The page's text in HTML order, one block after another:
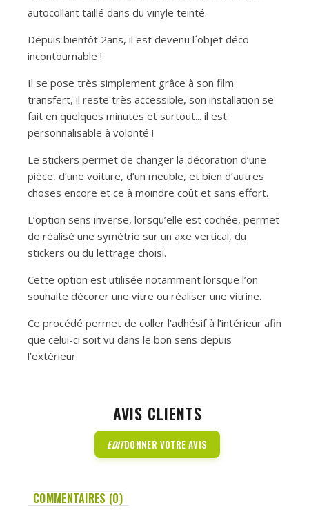
autocollant taillé dans du vinyle teinté.
Depuis bientôt 2ans, il est devenu l´objet déco
incontournable !
Il se pose très simplement grâce à son film
transfert, il reste très accessible, son installation se
fait en quelques minutes et surtout... il est
personnalisable à volonté !
Le stickers permet de changer la décoration d’une
pièce, d’une voiture, d’un meuble, et bien d’autres
choses encore et ce à moindre coût et sans effort.
L’option sens inverse, lorsqu’elle est cochée, permet
de réalisé une symétrie sur un axe vertical, du
stickers ou du lettrage choisi.
Cette option est utilisée notamment lorsque l’on
souhaite décorer une vitre ou réaliser une vitrine.
Ce procédé permet de coller l’adhésif à l’intérieur afin
que celui-ci soit vu dans le bon sens depuis
l’extérieur.
AVIS CLIENTS
EDITDONNER VOTRE AVIS
COMMENTAIRES (0)